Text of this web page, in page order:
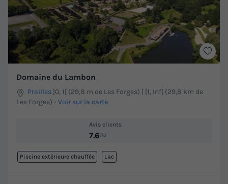
Domaine du Lambon
Prailles]0, 1[ (29,8 m de Les Forges) | [1, Inf[ (29,8 km de
Les Forges) - Voir sur la carte
Avis clients
7.6/10
Piscine extérieure chauffée Lac